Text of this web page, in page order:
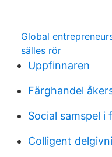
Global
sälles rör
Uppfinnaren
Färghandel
Social samspel i
Colligent